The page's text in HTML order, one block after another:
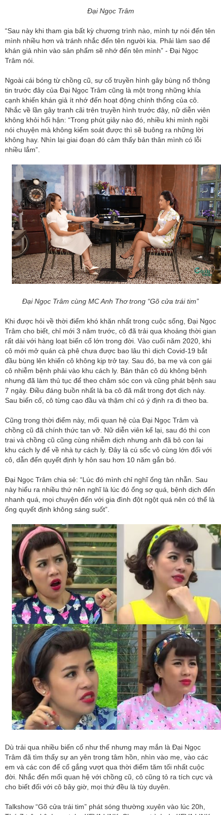
Đại Ngọc Trâm
“Sau này khi tham gia bất kỳ chương trình nào, mình tự nói đến tên
mình nhiều hơn và tránh nhắc đến tên người kia. Phải làm sao để
khán giả nhìn vào sản phẩm sẽ nhớ đến tên mình” - Đại Ngọc
Trâm nói.
Ngoài cái bóng từ chồng cũ, sự cố truyền hình gây bùng nổ thông
tin trước đây của Đại Ngọc Trâm cũng là một trong những khía
cạnh khiến khán giả ít nhớ đến hoạt động chính thống của cô.
Nhắc về lần gây tranh cãi trên truyền hình trước đây, nữ diễn viên
không khỏi hối hận: “Trong phút giây nào đó, nhiều khi mình ngồi
nói chuyện mà không kiểm soát được thì sẽ buông ra những lời
không hay. Nhìn lại giai đoạn đó cảm thấy bản thân mình có lỗi
nhiều lắm”.
Đại Ngọc Trâm cùng MC Anh Thơ trong “Gõ cửa trái tim”
Khi được hỏi về thời điểm khó khăn nhất trong cuộc sống, Đại Ngọc
Trâm cho biết, chỉ mới 3 năm trước, cô đã trải qua khoảng thời gian
rất dài với hàng loạt biến cố lớn trong đời. Vào cuối năm 2020, khi
cô mới mở quán cà phê chưa được bao lâu thì dịch Covid-19 bắt
đầu bùng lên khiến cô không kịp trở tay. Sau đó, ba mẹ và con gái
cô nhiễm bệnh phải vào khu cách ly. Bản thân cô dù không bệnh
nhưng đã làm thủ tục để theo chăm sóc con và cũng phát bệnh sau
7 ngày. Điều đáng buồn nhất là ba cô đã mất trong đợt dịch này.
Sau biến cố, cô từng cạo đầu và thậm chí có ý định ra đi theo ba.
Cũng trong thời điểm này, mối quan hệ của Đại Ngọc Trâm và
chồng cũ đã chính thức tan vỡ. Nữ diễn viên kể lại, sau đó thì con
trai và chồng cũ cũng cùng nhiễm dịch nhưng anh đã bỏ con lại
khu cách ly để về nhà tự cách ly. Đây là cú sốc vô cùng lớn đối với
cô, dẫn đến quyết định ly hôn sau hơn 10 năm gắn bó.
Đại Ngọc Trâm chia sẻ: “Lúc đó mình chỉ nghĩ ổng tàn nhẫn. Sau
này hiểu ra nhiều thứ nên nghĩ là lúc đó ổng sợ quá, bệnh dịch đến
nhanh quá, mọi chuyện đến với gia đình đột ngột quá nên có thể là
ổng quyết định không sáng suốt”.
Dù trải qua nhiều biến cố như thế nhưng may mắn là Đại Ngọc
Trâm đã tìm thấy sự an yên trong tâm hồn, nhìn vào mẹ, vào các
em và các con để cố gắng vượt qua thời điểm tăm tối nhất cuộc
đời. Nhắc đến mối quan hệ với chồng cũ, cô cũng tỏ ra tích cực và
cho biết đối với cô bây giờ, mọi thứ đều là tùy duyên.
Talkshow “Gõ cửa trái tim” phát sóng thường xuyên vào lúc 20h,